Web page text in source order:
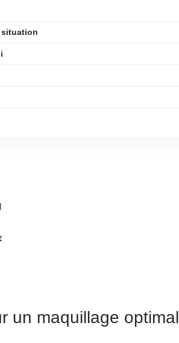
situation
un maquillage optimal